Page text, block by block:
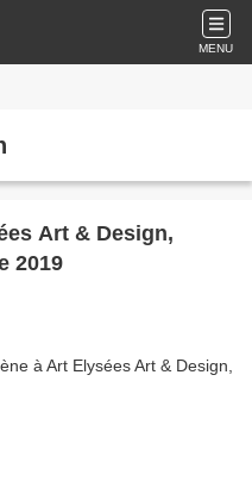
MENU
Art & Design,
2019